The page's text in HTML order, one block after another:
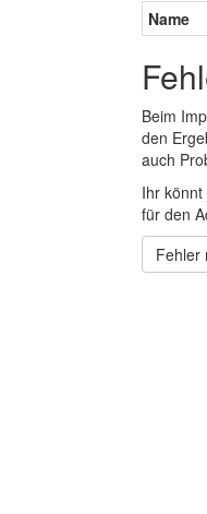
Name
Beim
den
auch
Ihr
für den
Fehler